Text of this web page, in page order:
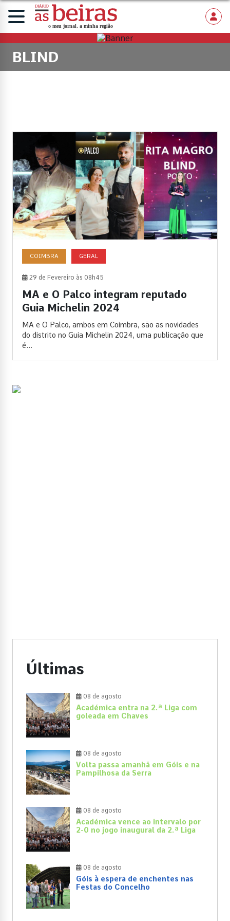
BLIND
COIMBRA GERAL
29 de Fevereiro às 08h45
MA e O Palco integram reputado
Guia Michelin 2024
MA e O Palco, ambos em Coimbra, são as novidades
do distrito no Guia Michelin 2024, uma publicação que
é...
Últimas
08 de agosto
Académica entra na 2.ª Liga com
goleada em Chaves
08 de agosto
Volta passa amanhã em Góis e na
Pampilhosa da Serra
08 de agosto
Académica vence ao intervalo por
2-0 no jogo inaugural da 2.ª Liga
08 de agosto
Góis à espera de enchentes nas
Festas do Concelho